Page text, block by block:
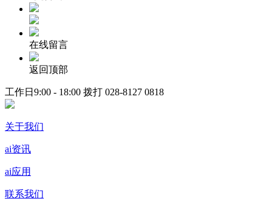
在线留言
返回顶部
工作日9:00 - 18:00 拨打 028-8127 0818
关于我们
ai资讯
ai应用
联系我们